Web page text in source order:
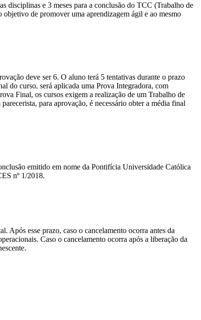
disciplinas e 3 meses para a conclusão do TCC (Trabalho de
de promover uma aprendizagem ágil e ao mesmo
deve ser 6. O aluno terá 5 tentativas durante o prazo
do curso, será aplicada uma Prova Integradora, com
Final, os cursos exigem a realização de um Trabalho de
para aprovação, é necessário obter a média final
emitido em nome da Pontifícia Universidade Católica
nº 1/2018.
Após esse prazo, caso o cancelamento ocorra antes da
Caso o cancelamento ocorra após a liberação da